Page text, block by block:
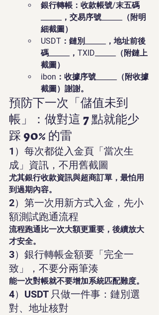
銀行轉帳：收款帳號/末五碼
______，交易序號______（附明
細截圖）
USDT：鏈別______，地址前後
碼______，TXID______（附鏈上
截圖）
ibon：收據序號______（附收據
截圖）謝謝。
預防下一次「儲值未到
帳」：做對這 7 點就能少
踩 90% 的雷
1）每次都從入金頁「當次生
成」資訊，不用舊截圖
尤其銀行收款資訊與超商訂單，最怕用
到過期內容。
2）第一次用新方式入金，先小
額測試跑通流程
流程跑通比一次大額更重要，後續放大
才安全。
3）銀行轉帳金額要「完全一
致」，不要分兩筆湊
能一次對帳就不要增加系統匹配難度。
4）USDT 只做一件事：鏈別選
對、地址核對